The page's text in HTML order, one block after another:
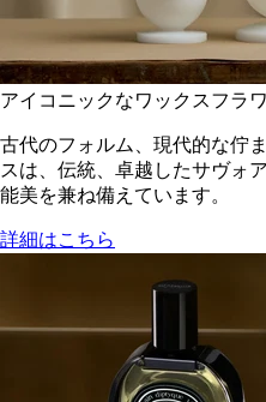
アイコニックなワックスフラ
古代のフォルム、現代的な佇
スは、伝統、卓越したサヴォ
能美を兼ね備えています。
詳細はこちら